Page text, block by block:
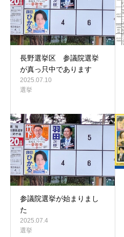
長野選挙区 参議院選挙
が真っ只中であります
2025.07.10
選挙
参議院選挙が始まりまし
た
2025.07.4
選挙